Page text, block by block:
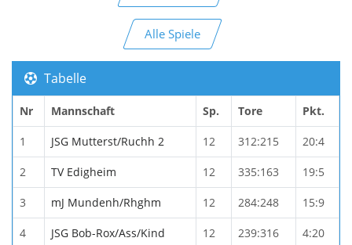
Alle Spiele
Tabelle
Nr Mannschaft Sp. Tore Pkt.
1 JSG Mutterst/Ruchh 2 12 312:215 20:4
2 TV Edigheim 12 335:163 19:5
3 mJ Mundenh/Rhghm 12 284:248 15:9
4 JSG Bob-Rox/Ass/Kind 12 239:316 4:20